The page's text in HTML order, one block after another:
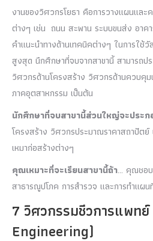
งานของวิศวกรโยธา คือการวางแผนแล
ต่างๆ เช่น ถนน สะพาน ระบบขนส่ง อาค
คำแนะนำทางด้านเทคนิคต่างๆ ในการใช้
สูงสุด นึกศึกษาที่จบจากสาขานี้ สามารถป
วิศวกรด้านโครงสร้าง วิศวกรด้านควบคุ
ภาคอุตสาหกรรม เป็นต้น
นักศึกษาที่จบสาขานี้ส่วนใหญ่จะประ
โครงสร้าง วิศวกรประมาณราคาสถาปัต
เหมาก่อสร้างต่างๆ
คุณเหมาะที่จะเรียนสาขานี้ถ้า… คุณชอบ
สาธารณูปโภค การสำรวจ และการทำแผน
7 วิศวกรรมชีวการแพท
Engineering)